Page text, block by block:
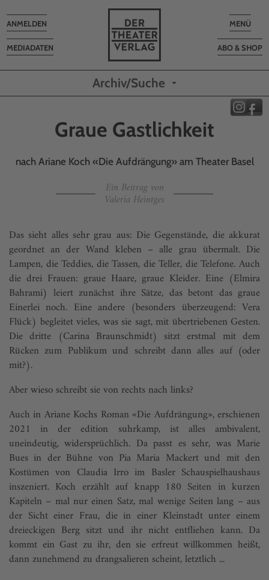
Toggle
MENÜ
ABO & SHOP
MEDIADATEN
Toggle
navigation
ANMELDEN
Archiv/Suche
Graue Gastlichkeit
nach Ariane Koch «Die Aufdrängung» am Theater Basel
Ein Beitrag von
Valeria Heintges
Das sieht alles sehr grau aus: Die Gegenstände, die akkurat
geordnet an der Wand kleben – alle grau übermalt. Die
Lampen, die Teddies, die Tassen, die Teller, die Telefone. Auch
die drei Frauen: graue Haare, graue Kleider. Eine (Elmira
Bahrami) leiert zunächst ihre Sätze, das betont das graue
Einerlei noch. Eine andere (besonders überzeugend: Vera
Flück) begleitet vieles, was sie sagt, mit übertriebenen Gesten.
Die dritte (Carina Braunschmidt) sitzt erstmal mit dem
Rücken zum Publikum und schreibt dann alles auf (oder
mit?).
Aber wieso schreibt sie von rechts nach links?
Auch in Ariane Kochs Roman «Die Aufdrängung», erschienen
2021 in der edition suhrkamp, ist alles ambivalent,
uneindeutig, widersprüchlich. Da passt es sehr, was Marie
Bues in der Bühne von Pia Maria Mackert und mit den
Kostümen von Claudia Irro im Basler Schauspielhaushaus
inszeniert. Koch erzählt auf knapp 180 Seiten in kurzen
Kapiteln – mal nur einen Satz, mal wenige Seiten lang – aus
der Sicht einer Frau, die in einer Kleinstadt unter einem
dreieckigen Berg sitzt und ihr nicht entfliehen kann. Da
kommt ein Gast zu ihr, den sie erfreut willkommen heißt,
dann zunehmend zu drangsalieren scheint, letztlich ...